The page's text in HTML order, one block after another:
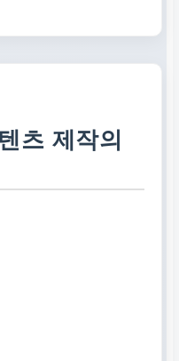
츠 제작의